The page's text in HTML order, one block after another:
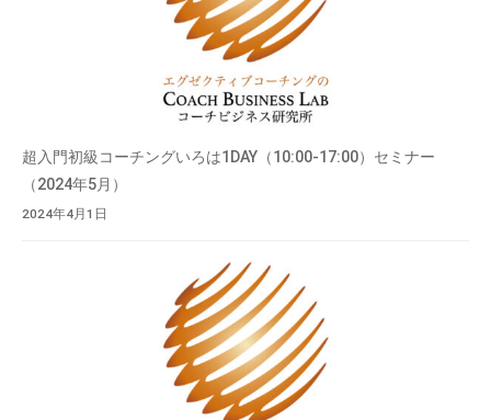
超入門初級コーチングいろは1DAY（10:00-17:00）セミナー
（2024年5月）
2024年4月1日